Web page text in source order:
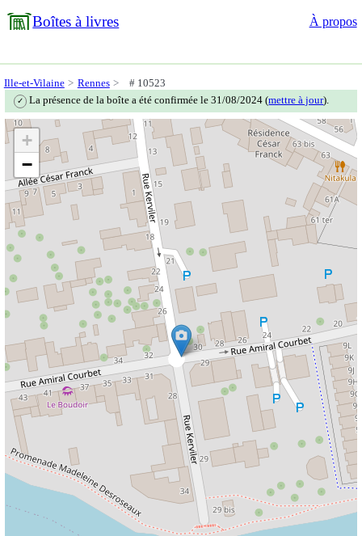
Boîtes à livres À propos
Ille-et-Vilaine Rennes # 10523
✓ La présence de la boîte a été confirmée le 31/08/2024 (mettre à jour).
+
−